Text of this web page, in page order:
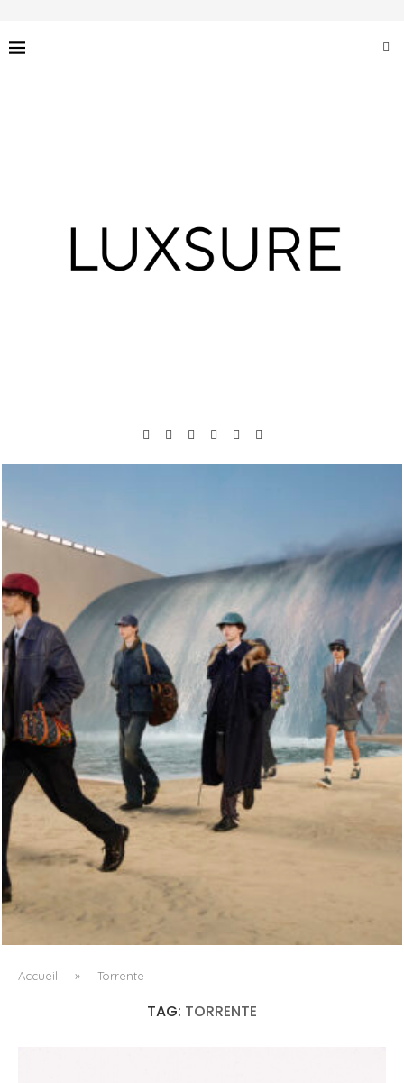
LA VAGUE COMME GRAMMAIRE MASCULINE
Accueil » Torrente
TAG: TORRENTE